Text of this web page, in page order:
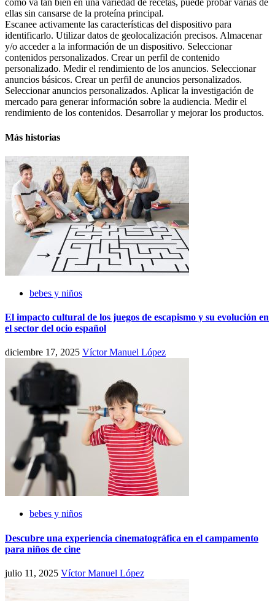
como va tan bien en una variedad de recetas, puede probar varias de
ellas sin cansarse de la proteína principal.
Escanee activamente las características del dispositivo para
identificarlo. Utilizar datos de geolocalización precisos. Almacenar
y/o acceder a la información de un dispositivo. Seleccionar
contenidos personalizados. Crear un perfil de contenido
personalizado. Medir el rendimiento de los anuncios. Seleccionar
anuncios básicos. Crear un perfil de anuncios personalizados.
Seleccionar anuncios personalizados. Aplicar la investigación de
mercado para generar información sobre la audiencia. Medir el
rendimiento de los contenidos. Desarrollar y mejorar los productos.
Más historias
bebes y niños
El impacto cultural de los juegos de escapismo y su evolución en
el sector del ocio español
diciembre 17, 2025 Víctor Manuel López
bebes y niños
Descubre una experiencia cinematográfica en el campamento
para niños de cine
julio 11, 2025 Víctor Manuel López